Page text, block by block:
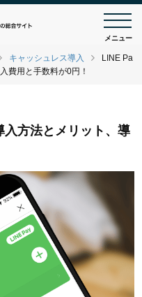
メニュー
キャッシュレス導入
LINE Pa
費用と手数料が0円！
方法とメリット、導